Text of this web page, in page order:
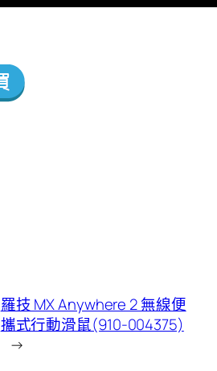
羅技 MX Anywhere 2 無線便
攜式行動滑鼠(910-004375)
→